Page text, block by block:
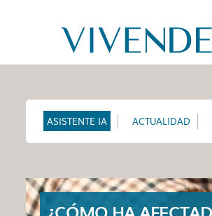
ASISTENTE IA ACTUALIDAD